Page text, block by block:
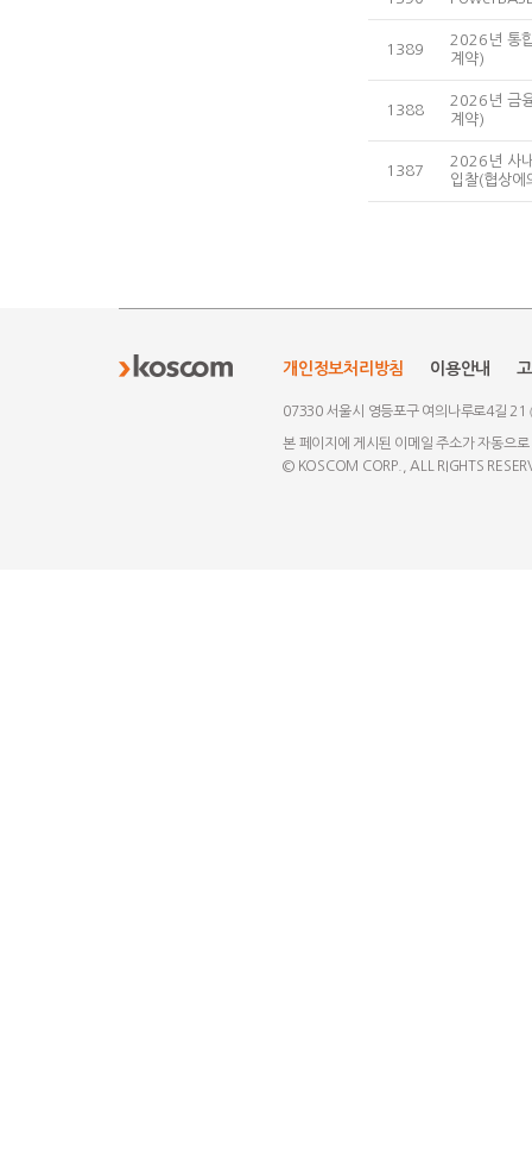
1389
2026년 통
계약)
1388
2026년 금
계약)
1387
2026년 사
입찰(협상에
개인정보처리방침 이용안내
07330 서울시 영등포구 여의나루로4길 21
본 페이지에 게시된 이메일 주소가 자동으
© KOSCOM CORP., ALL RIGHTS